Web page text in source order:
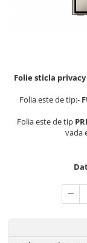
Carduri Memorie
Casti Audio
Folie silicon
Pachete Husă +
Pachete 2 Folii de
Folie sticla
Folia este de tip:-
Folia este de tip
vada